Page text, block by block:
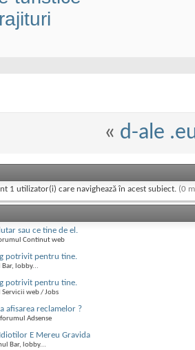
« d-ale
1 utilizator(i) care navighează în acest subiect. (0
sau ce tine de el.
Continut web
potrivit pentru tine.
Bar, lobby...
potrivit pentru tine.
Servicii web / Jobs
afisarea reclamelor ?
Adsense
E Mereu Gravida
Bar, lobby...